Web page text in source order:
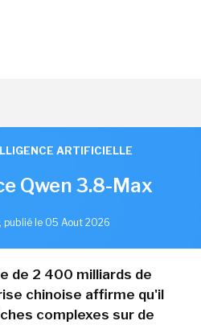
ARTIFICIELLE
Qwen 3.8-Max
, publié le 05 Aout 2026
de 2 400 milliards de
chinoise affirme qu'il
complexes sur de